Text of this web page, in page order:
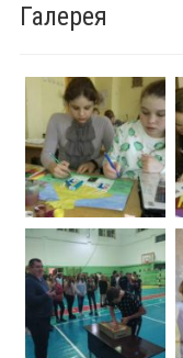
Галерея